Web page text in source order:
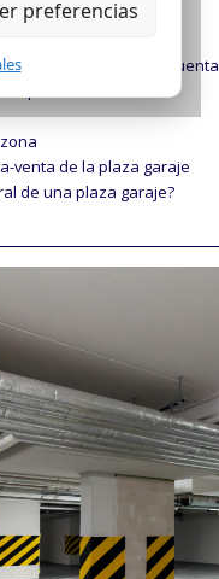
preferencias
Plaza de Garaje
a tener en
venta de la plaza garaje
de una plaza garaje?